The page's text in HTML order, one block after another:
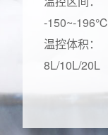
-150~-196℃
温控体积：
8L/10L/20L